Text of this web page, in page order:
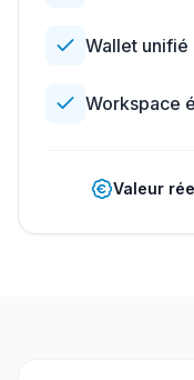
Wallet unifié
Workspace
Valeur